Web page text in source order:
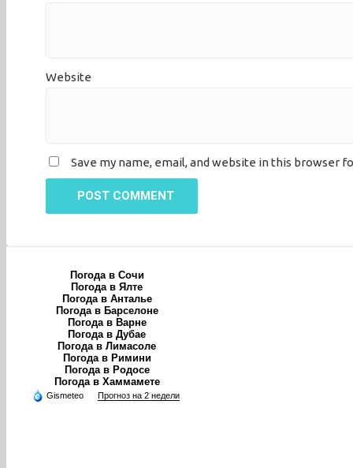
Website
Save my name, email, and website in this browser
POST COMMENT
Погода в Сочи
Погода в Ялте
Погода в Анталье
Погода в Барселоне
Погода в Варне
Погода в Дубае
Погода в Лимасоле
Погода в Римини
Погода в Родосе
Погода в Хаммамете
Gismeteo Прогноз на 2 недели